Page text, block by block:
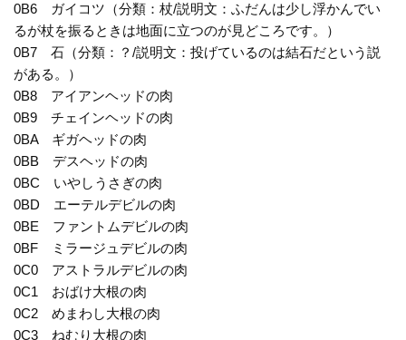
0B6 ガイコツ（分類：杖/説明文：ふだんは少し浮かんでい
るが杖を振るときは地面に立つのが見どころです。）
0B7 石（分類：？/説明文：投げているのは結石だという説
がある。）
0B8 アイアンヘッドの肉
0B9 チェインヘッドの肉
0BA ギガヘッドの肉
0BB デスヘッドの肉
0BC いやしうさぎの肉
0BD エーテルデビルの肉
0BE ファントムデビルの肉
0BF ミラージュデビルの肉
0C0 アストラルデビルの肉
0C1 おばけ大根の肉
0C2 めまわし大根の肉
0C3 ねむり大根の肉